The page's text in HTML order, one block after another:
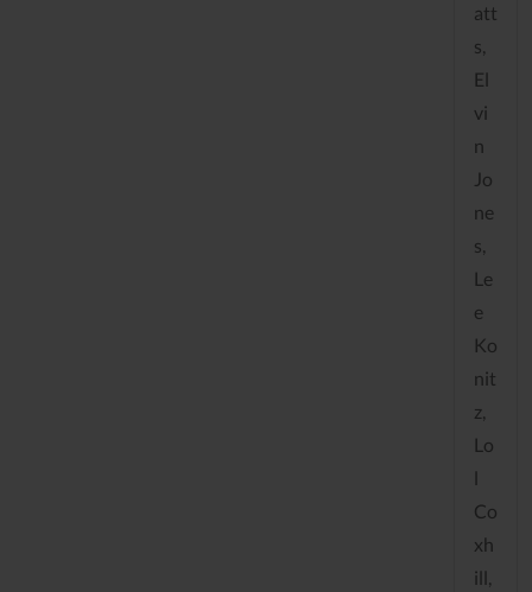
att
s,
El
vi
n
Jo
ne
s,
Le
e
Ko
nit
z,
Lo
l
Co
xh
ill,